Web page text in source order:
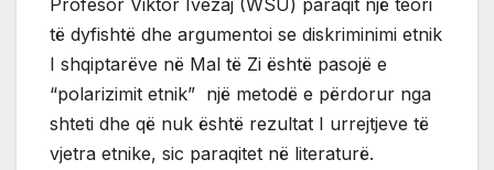
të dyfishtë dhe argumentoi se diskriminimi etnik
I shqiptarëve në Mal të Zi është pasojë e
“polarizimit etnik” një metodë e përdorur nga
shteti dhe që nuk është rezultat I urrejtjeve të
vjetra etnike, sic paraqitet në literaturë.